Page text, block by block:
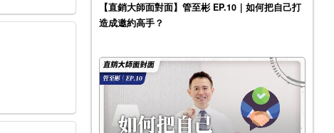
【直銷大師面對面】管至彬 EP.10｜如何把自己打
造成邀約高手？